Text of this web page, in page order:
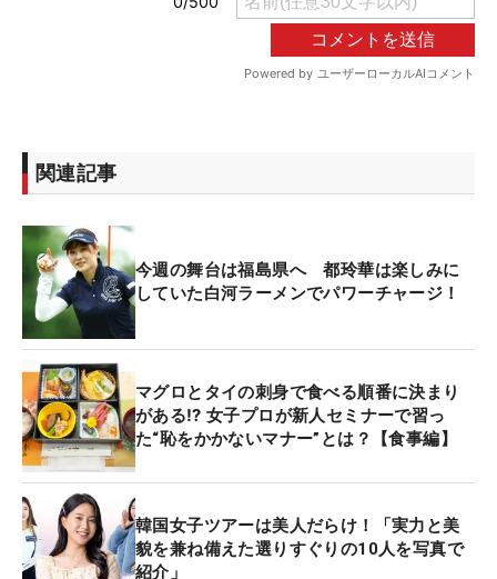
関連記事
今週の舞台は福島県へ 都玲華は楽しみに
していた白河ラーメンでパワーチャージ！
マグロとタイの刺身で食べる順番に決まり
がある⁉ 女子プロが新人セミナーで習っ
た“恥をかかないマナー”とは？【食事編】
韓国女子ツアーは美人だらけ！「実力と美
貌を兼ね備えた選りすぐりの10人を写真で
紹介」